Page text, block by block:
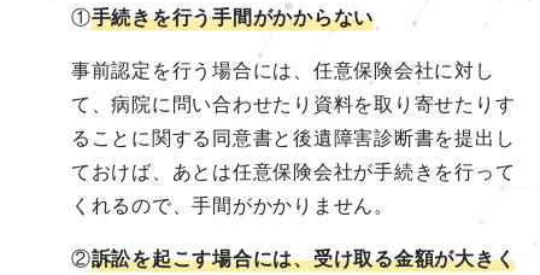
①手続きを行う手間がかからない
事前認定を行う場合には、任意保険会社に対し
て、病院に問い合わせたり資料を取り寄せたりす
ることに関する同意書と後遺障害診断書を提出し
ておけば、あとは任意保険会社が手続きを行って
くれるので、手間がかかりません。
②訴訟を起こす場合には、受け取る金額が大きく